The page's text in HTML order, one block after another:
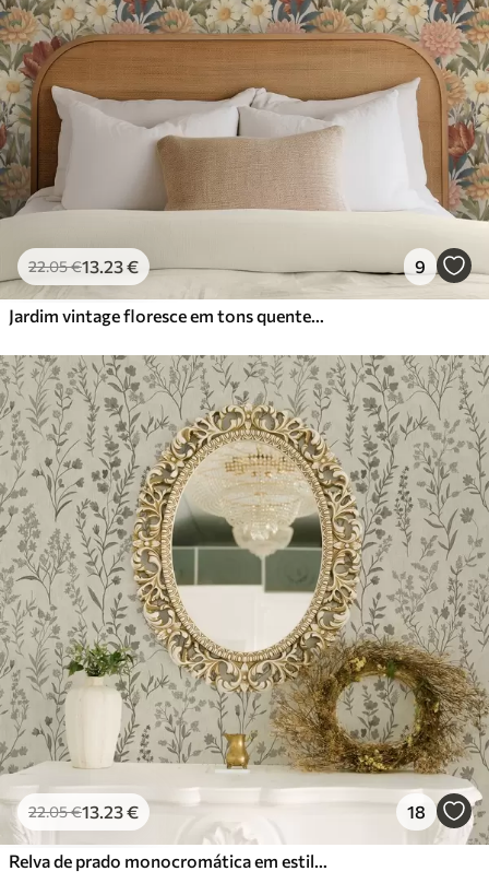
22.05€13.23€ 9
Jardim vintage floresce em tons quentes de terracota e pêssego
22.05€13.23€ 18
Relva de prado monocromática em estilo vintage